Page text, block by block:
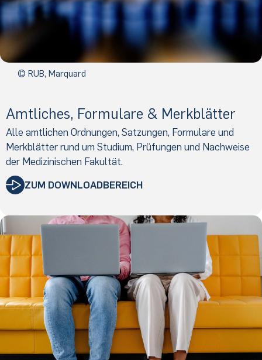
© RUB, Marquard
Amtliches, Formulare & Merkblätter
Alle amtlichen Ordnungen, Satzungen, Formulare und
Merkblätter rund um Studium, Prüfungen und Nachweise
der Medizinischen Fakultät.
ZUM DOWNLOADBEREICH